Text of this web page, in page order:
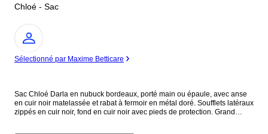
Chloé - Sac
Expert
Sélectionné par Maxime Betticare
Sac Chloé Darla en nubuck bordeaux, porté main ou épaule, avec anse
en cuir noir matelassée et rabat à fermoir en métal doré. Soufflets latéraux
zippés en cuir noir, fond en cuir noir avec pieds de protection. Grand